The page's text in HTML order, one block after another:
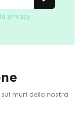
privacy
muri della nostra